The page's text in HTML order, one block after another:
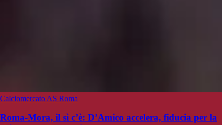
Calciomercato AS Roma
Roma-Mora, il sì c’è: D’Amico accelera, fiducia per la